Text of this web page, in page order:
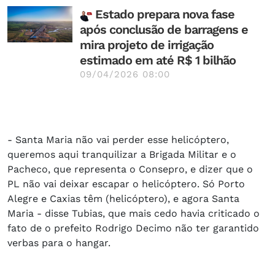
Estado prepara nova fase
após conclusão de barragens e
mira projeto de irrigação
estimado em até R$ 1 bilhão
09/04/2026 08:00
- Santa Maria não vai perder esse helicóptero,
queremos aqui tranquilizar a Brigada Militar e o
Pacheco, que representa o Consepro, e dizer que o
PL não vai deixar escapar o helicóptero. Só Porto
Alegre e Caxias têm (helicóptero), e agora Santa
Maria - disse Tubias, que mais cedo havia criticado o
fato de o prefeito Rodrigo Decimo não ter garantido
verbas para o hangar.